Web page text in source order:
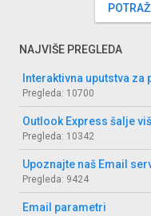
NAJVIŠE PREGLEDA
Interaktivna uputstva
Pregleda: 10700
Outlook Express šalje
Pregleda: 10342
Upoznajte naš Email
Pregleda: 9424
Email parametri